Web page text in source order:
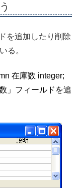
を追加したり削除
る。
在庫数 integer;
」フィールドを追